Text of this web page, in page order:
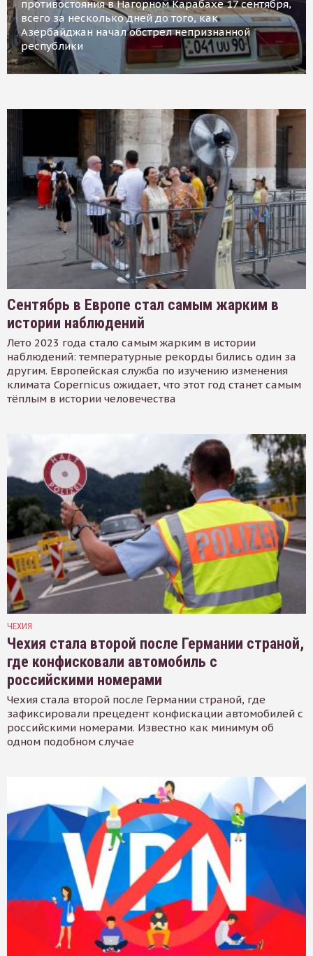
противостояния в Нагорном Карабахе 17 сентября,
всего за несколько дней до того, как
Азербайджан начал обстрел непризнанной
республики
Сентябрь в Европе стал самым жарким в
истории наблюдений
Лето 2023 года стало самым жарким в истории
наблюдений: температурные рекорды бились один за
другим. Европейская служба по изучению изменения
климата Copernicus ожидает, что этот год станет самым
тёплым в истории человечества
ЧЕХИЯ
Чехия стала второй после Германии страной,
где конфисковали автомобиль с
российскими номерами
Чехия стала второй после Германии страной, где
зафиксировали прецедент конфискации автомобилей с
российскими номерами. Известно как минимум об
одном подобном случае